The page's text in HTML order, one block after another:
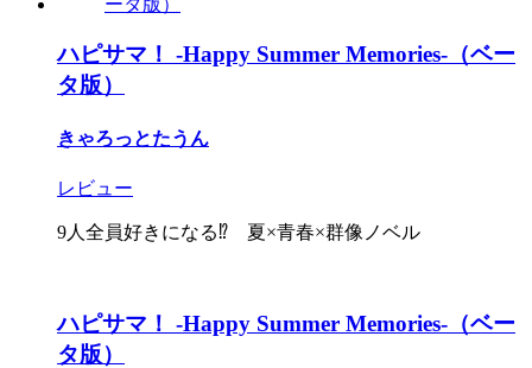
ハピサマ！ -Happy Summer Memories-（ベー
タ版）
きゃろっとたうん
レビュー
9人全員好きになる⁉︎ 夏×青春×群像ノベル
ハピサマ！ -Happy Summer Memories-（ベー
タ版）